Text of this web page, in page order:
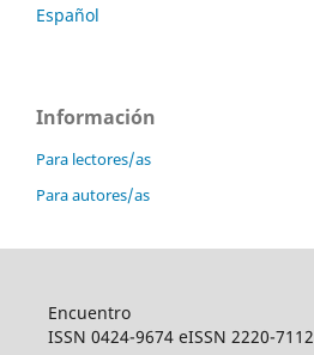
Español
Información
Para lectores/as
Para autores/as
Encuentro
ISSN 0424-9674 eISSN 2220-7112